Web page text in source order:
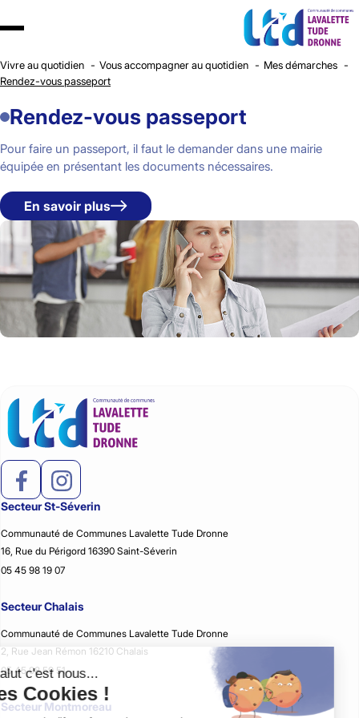
Vivre au quotidien Vous accompagner au quotidien
Mes démarches
Rendez-vous passeport
Rendez-vous passeport
Pour faire un passeport, il faut le demander dans une mairie
équipée en présentant les documents nécessaires.
En savoir plus
Secteur St-Séverin
Communauté de Communes Lavalette Tude Dronne
16, Rue du Périgord 16390 Saint-Séverin
05 45 98 19 07
Secteur Chalais
Communauté de Communes Lavalette Tude Dronne
2, Rue Jean Rémon 16210 Chalais
05 45 98 59 51
Secteur Montmoreau